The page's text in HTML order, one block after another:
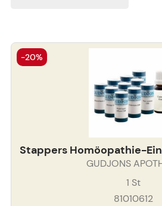
Stappers Homöopathie-
GUDJONS
1 St
81010612
-20%